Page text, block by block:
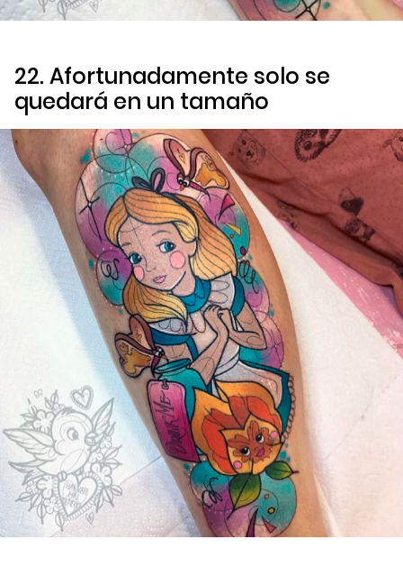
22. Afortunadamente solo se
quedará en un tamaño